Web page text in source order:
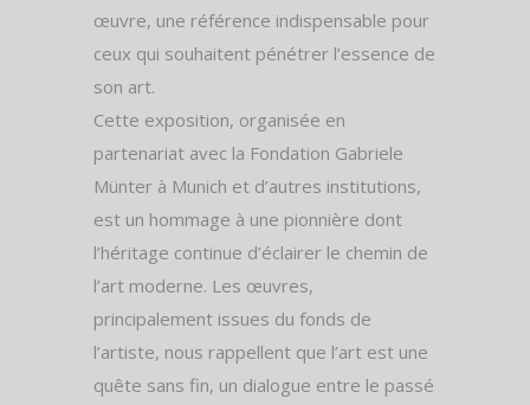
œuvre, une référence indispensable pour
ceux qui souhaitent pénétrer l’essence de
son art.
Cette exposition, organisée en
partenariat avec la Fondation Gabriele
Münter à Munich et d’autres institutions,
est un hommage à une pionnière dont
l’héritage continue d’éclairer le chemin de
l’art moderne. Les œuvres,
principalement issues du fonds de
l’artiste, nous rappellent que l’art est une
quête sans fin, un dialogue entre le passé